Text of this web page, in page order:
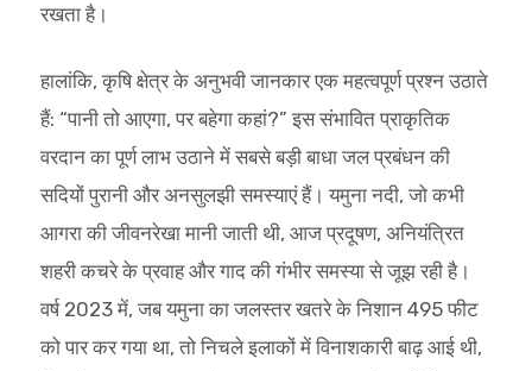
रखता है।
हालांकि, कृषि क्षेत्र के अनुभवी जानकार एक महत्वपूर्ण प्रश्न उठाते
हैं: “पानी तो आएगा, पर बहेगा कहां?” इस संभावित प्राकृतिक
वरदान का पूर्ण लाभ उठाने में सबसे बड़ी बाधा जल प्रबंधन की
सदियों पुरानी और अनसुलझी समस्याएं हैं। यमुना नदी, जो कभी
आगरा की जीवनरेखा मानी जाती थी, आज प्रदूषण, अनियंत्रित
शहरी कचरे के प्रवाह और गाद की गंभीर समस्या से जूझ रही है।
वर्ष 2023 में, जब यमुना का जलस्तर खतरे के निशान 495 फीट
को पार कर गया था, तो निचले इलाकों में विनाशकारी बाढ़ आई थी,